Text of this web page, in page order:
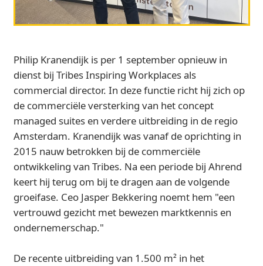
Philip Kranendijk is per 1 september opnieuw in
dienst bij Tribes Inspiring Workplaces als
commercial director. In deze functie richt hij zich op
de commerciële versterking van het concept
managed suites en verdere uitbreiding in de regio
Amsterdam. Kranendijk was vanaf de oprichting in
2015 nauw betrokken bij de commerciële
ontwikkeling van Tribes. Na een periode bij Ahrend
keert hij terug om bij te dragen aan de volgende
groeifase. Ceo Jasper Bekkering noemt hem "een
vertrouwd gezicht met bewezen marktkennis en
ondernemerschap."
De recente uitbreiding van 1.500 m² in het